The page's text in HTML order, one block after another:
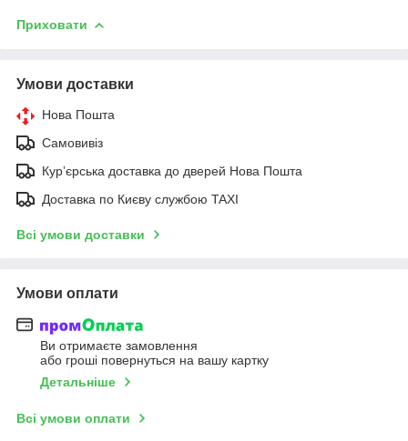
Приховати
Умови доставки
Нова Пошта
Самовивіз
Курʼєрська доставка до дверей Нова Пошта
Доставка по Києву службою TAXI
Всі умови доставки
Умови оплати
Ви отримаєте замовлення
або гроші повернуться на вашу картку
Детальніше
Всі умови оплати